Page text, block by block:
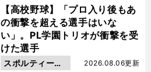
【高校野球】「プロ入り後もあ
の衝撃を超える選手はいな
い」。PL学園トリオが衝撃を受
けた選手
動画
2026.08.06更新
スポルティーバ